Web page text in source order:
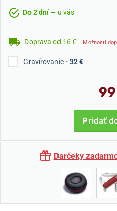
Do 2 dní— u vás
Doprava od 16 € Možnosti
Gravírovanie- 32 €
Pridať
Darčeky